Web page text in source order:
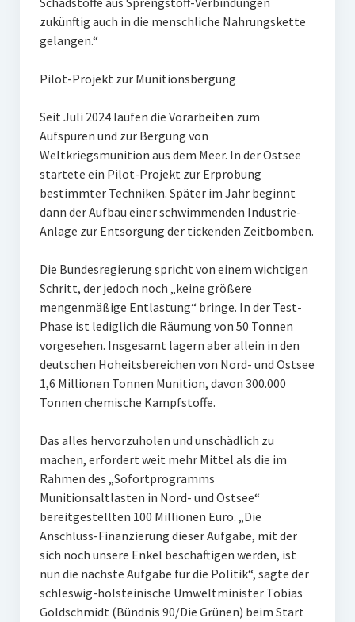
zukünftig auch in die menschliche Nahrungskette
gelangen.“
Pilot-Projekt zur Munitionsbergung
Seit Juli 2024 laufen die Vorarbeiten zum
Aufspüren und zur Bergung von
Weltkriegsmunition aus dem Meer. In der Ostsee
startete ein Pilot-Projekt zur Erprobung
bestimmter Techniken. Später im Jahr beginnt
dann der Aufbau einer schwimmenden Industrie-
Anlage zur Entsorgung der tickenden Zeitbomben.
Die Bundesregierung spricht von einem wichtigen
Schritt, der jedoch noch „keine größere
mengenmäßige Entlastung“ bringe. In der Test-
Phase ist lediglich die Räumung von 50 Tonnen
vorgesehen. Insgesamt lagern aber allein in den
deutschen Hoheitsbereichen von Nord- und Ostsee
1,6 Millionen Tonnen Munition, davon 300.000
Tonnen chemische Kampfstoffe.
Das alles hervorzuholen und unschädlich zu
machen, erfordert weit mehr Mittel als die im
Rahmen des „Sofortprogramms
Munitionsaltlasten in Nord- und Ostsee“
bereitgestellten 100 Millionen Euro. „Die
Anschluss-Finanzierung dieser Aufgabe, mit der
sich noch unsere Enkel beschäftigen werden, ist
nun die nächste Aufgabe für die Politik“, sagte der
schleswig-holsteinische Umweltminister Tobias
Goldschmidt (Bündnis 90/Die Grünen) beim Start